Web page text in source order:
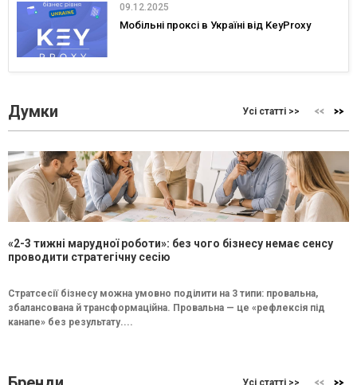
09.12.2025
Мобільні проксі в Україні від KeyProxy
Думки Усі статті >>
«2-3 тижні марудної роботи»: без чого бізнесу немає сенсу
проводити стратегічну сесію
Стратсесії бізнесу можна умовно поділити на 3 типи: провальна,
збалансована й трансформаційна. Провальна — це «рефлексія під
канапе» без результату....
Усі статті >>